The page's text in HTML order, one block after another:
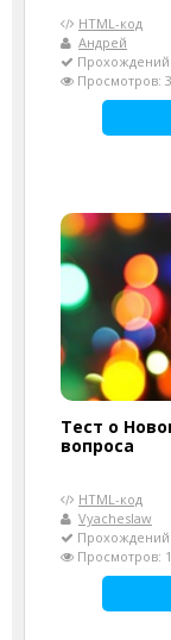
HTML-код
Андрей
Просмотров:
Тест о
вопроса
HTML-код
Vyacheslaw
Просмотров: